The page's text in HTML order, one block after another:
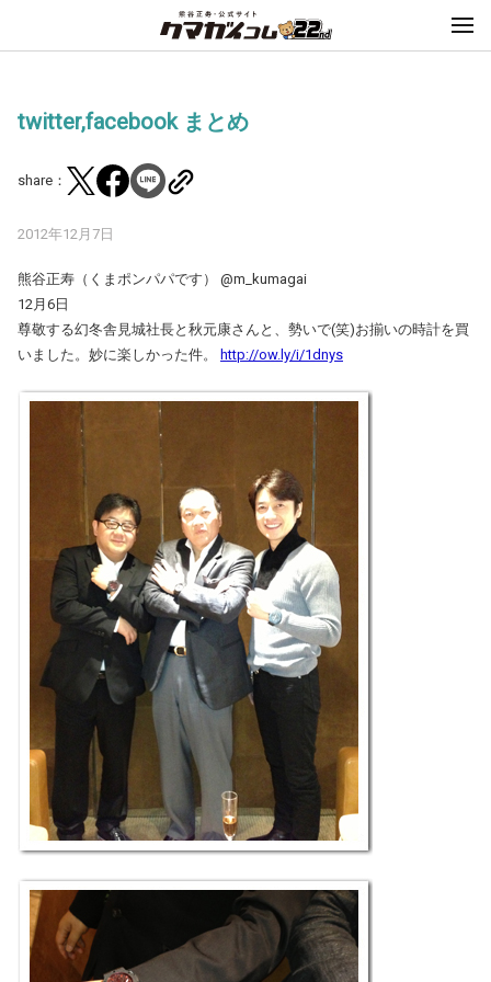
twitter,facebook まとめ
share：
2012年12月7日
熊谷正寿（くまポンパパです） ‏@m_kumagai
12月6日
尊敬する幻冬舎見城社長と秋元康さんと、勢いで(笑)お揃いの時計を買
いました。妙に楽しかった件。
http://ow.ly/i/1dnys